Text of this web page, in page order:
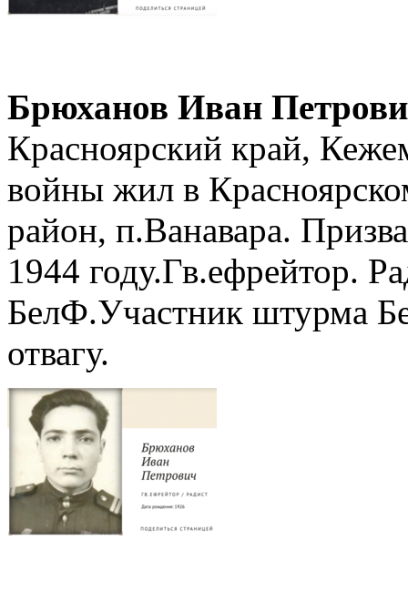
Брюханов Иван
Красноярский край,
войны жил в
район, п.Ванавара.
1944 году.Гв.ефрейтор.
БелФ.Участник штурма
отвагу.